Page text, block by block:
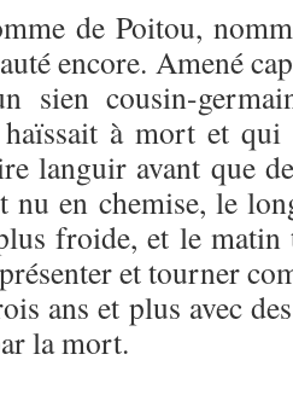
de Poitou,
encore. Amené
sien cousin-
à mort et qui
languir avant que
nu en chemise, le
froide, et le matin
et tourner
ans et plus avec
la mort.